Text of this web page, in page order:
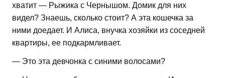
хватит — Рыжика с Чернышом. Домик для них
видел? Знаешь, сколько стоит? А эта кошечка за
ними доедает. И Алиса, внучка хозяйки из соседней
квартиры, ее подкармливает.
— Это эта девчонка с синими волосами?